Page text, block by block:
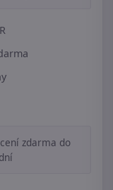
zdarma do